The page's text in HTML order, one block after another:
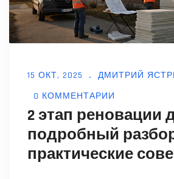
15 ОКТ, 2025
ДМИТРИЙ
0 КОММЕНТАРИИ
2 этап реновации
подробный
практические